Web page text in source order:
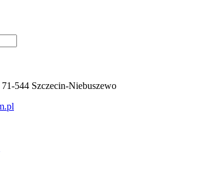
544 Szczecin-Niebuszewo